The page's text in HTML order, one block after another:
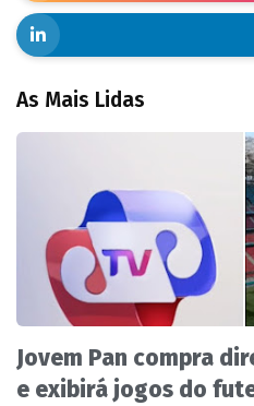
As Mais Lidas
Jovem Pan compra
e exibirá jogos do